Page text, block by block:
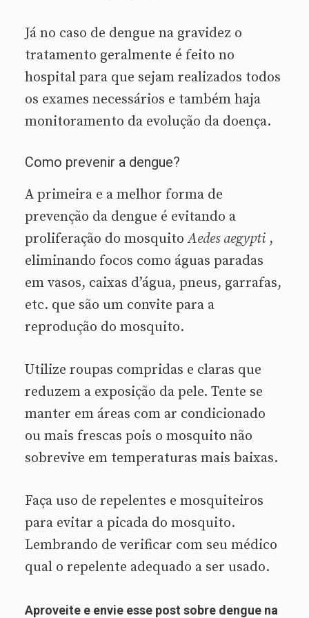
Já no caso de dengue na gravidez o
tratamento geralmente é feito no
hospital para que sejam realizados todos
os exames necessários e também haja
monitoramento da evolução da doença.
Como prevenir a dengue?
A primeira e a melhor forma de
prevenção da dengue é evitando a
proliferação do mosquitoAedes aegypti ,
eliminando focos como águas paradas
em vasos, caixas d’água, pneus, garrafas,
etc. que são um convite para a
reprodução do mosquito.
Utilize roupas compridas e claras que
reduzem a exposição da pele. Tente se
manter em áreas com ar condicionado
ou mais frescas pois o mosquito não
sobrevive em temperaturas mais baixas.
Faça uso de repelentes e mosquiteiros
para evitar a picada do mosquito.
Lembrando de verificar com seu médico
qual o repelente adequado a ser usado.
Aproveite e envie esse post sobre dengue na